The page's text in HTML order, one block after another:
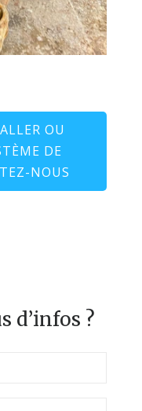
OU
DE
NOUS
d’infos ?